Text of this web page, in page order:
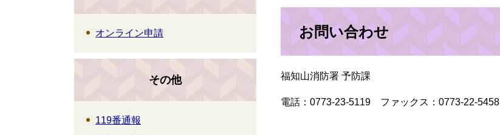
お問い合わせ
福知山消防署 予防課
電話：0773-23-5119 ファックス：0773-22-5458
オンライン申請
その他
119番通報